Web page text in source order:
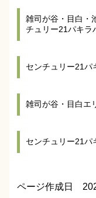
雑司が谷・目白・
チュリー21パキラ
センチュリー21パ
雑司が谷・目白エ
センチュリー21パ
ページ作成日